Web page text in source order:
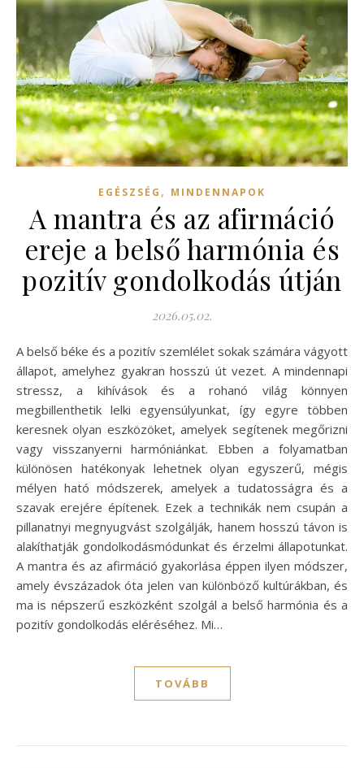
EGÉSZSÉG , MINDENNAPOK
A mantra és az afirmáció
ereje a belső harmónia és
pozitív gondolkodás útján
2026.05.02.
A belső béke és a pozitív szemlélet sokak számára vágyott
állapot, amelyhez gyakran hosszú út vezet. A mindennapi
stressz, a kihívások és a rohanó világ könnyen
megbillenthetik lelki egyensúlyunkat, így egyre többen
keresnek olyan eszközöket, amelyek segítenek megőrizni
vagy visszanyerni harmóniánkat. Ebben a folyamatban
különösen hatékonyak lehetnek olyan egyszerű, mégis
mélyen ható módszerek, amelyek a tudatosságra és a
szavak erejére építenek. Ezek a technikák nem csupán a
pillanatnyi megnyugvást szolgálják, hanem hosszú távon is
alakíthatják gondolkodásmódunkat és érzelmi állapotunkat.
A mantra és az afirmáció gyakorlása éppen ilyen módszer,
amely évszázadok óta jelen van különböző kultúrákban, és
ma is népszerű eszközként szolgál a belső harmónia és a
pozitív gondolkodás eléréséhez. Mi…
TOVÁBB